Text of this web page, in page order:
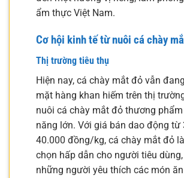
ẩm thực Việt Nam.
Cơ hội kinh tế từ nuôi cá chày
Thị trường tiêu thụ
Hiện nay, cá chày mắt đỏ vẫn
mặt hàng khan hiếm trên thị
nuôi cá chày mắt đỏ thương
năng lớn. Với giá bán dao động từ
40.000 đồng/kg, cá chày mắt đỏ
chọn hấp dẫn cho người tiêu
những người yêu thích các món